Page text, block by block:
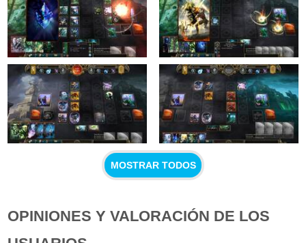
MOSTRAR TODOS
OPINIONES Y VALORACIÓN DE LOS